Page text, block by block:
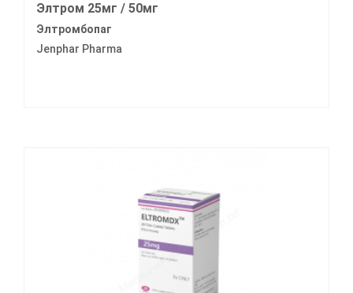
Элтром 25мг / 50мг
Элтромбопаг
Jenphar Pharma